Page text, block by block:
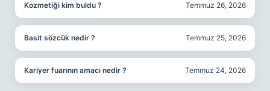
Kozmetiği kim buldu ? Temmuz 26, 2026
Basit sözcük nedir ? Temmuz 25, 2026
Kariyer fuarının amacı nedir ? Temmuz 24, 2026